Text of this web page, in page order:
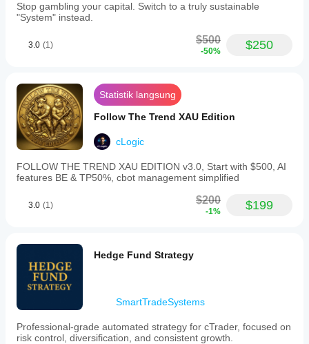
Stop gambling your capital. Switch to a truly sustainable
"System" instead.
3.0 (1) $500
-50% $250
Statistik langsung
Follow The Trend XAU Edition
cLogic
FOLLOW THE TREND XAU EDITION v3.0, Start with $500, AI
features BE & TP50%, cbot management simplified
3.0 (1) $200
-1% $199
Hedge Fund Strategy
SmartTradeSystems
Professional-grade automated strategy for cTrader, focused on
risk control, diversification, and consistent growth.